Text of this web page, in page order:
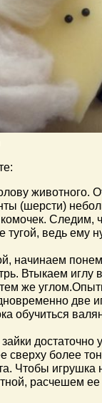
животного.
(шерсти)
комочек. Следим,
тугой, ведь ему
начинаем
Втыкаем иглу
же
две
обучиться
зайки достаточно
сверху более
Чтобы игрушка
расчешем